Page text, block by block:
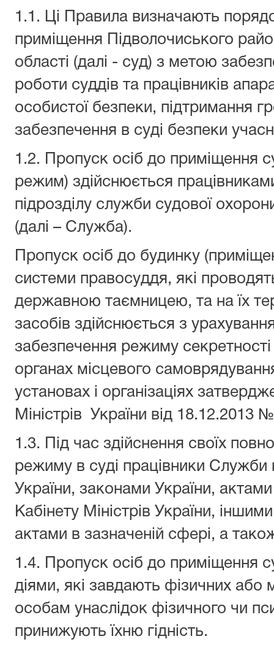
1.1. Ці Правила визначають
приміщення Підволочиського
області (далі - суд) з метою
роботи суддів та працівників
особистої безпеки, підтримання
забезпечення в суді безпеки
1.2. Пропуск осіб до приміщення
режим) здійснюється
підрозділу служби судової
(далі – Служба).
Пропуск осіб до будинку
системи правосуддя, які
державною таємницею, та на їх
засобів здійснюється з
забезпечення режиму
органах місцевого
установах і організаціях
Міністрів України від 18.12.2013
1.3. Під час здійснення своїх
режиму в суді працівники Служби
України, законами України,
Кабінету Міністрів України,
актами в зазначеній сфері, а
1.4. Пропуск осіб до приміщення
діями, які завдають фізичних
особам унаслідок фізичного чи
принижують їхню гідність.